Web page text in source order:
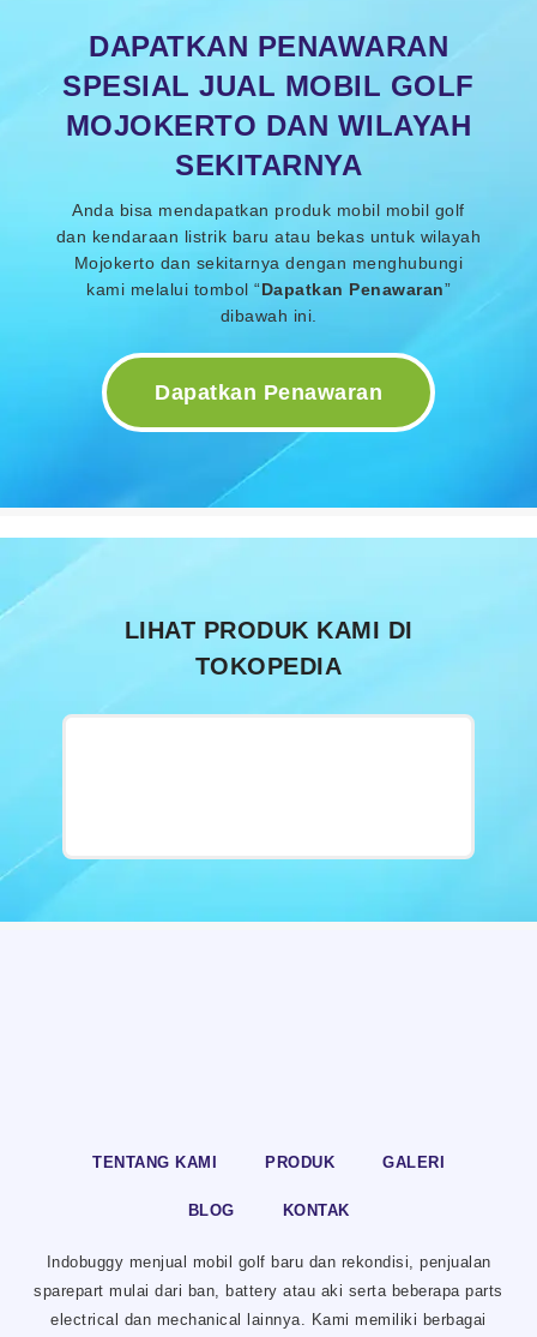
DAPATKAN PENAWARAN
SPESIAL JUAL MOBIL GOLF
MOJOKERTO DAN WILAYAH
SEKITARNYA
Anda bisa mendapatkan produk mobil mobil golf
dan kendaraan listrik baru atau bekas untuk wilayah
Mojokerto dan sekitarnya dengan menghubungi
kami melalui tombol “Dapatkan Penawaran”
dibawah ini.
Dapatkan Penawaran
LIHAT PRODUK KAMI DI
TOKOPEDIA
TENTANG KAMI PRODUK GALERI
BLOG KONTAK
Indobuggy menjual mobil golf baru dan rekondisi, penjualan
sparepart mulai dari ban, battery atau aki serta beberapa parts
electrical dan mechanical lainnya. Kami memiliki berbagai